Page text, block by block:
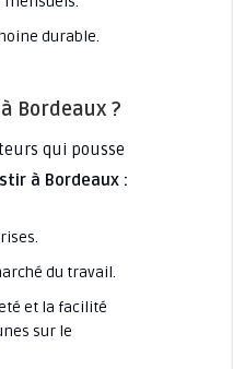
durable.
Bordeaux ?
qui pousse
à Bordeaux :
du travail.
et la facilité
sur le